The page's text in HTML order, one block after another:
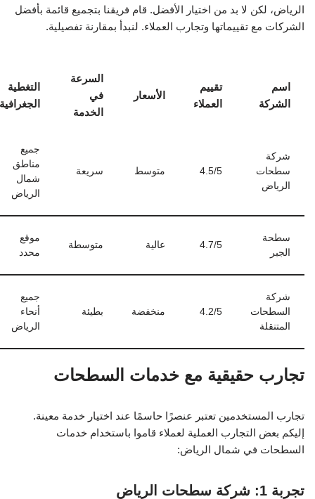
الرياض، لكن لا بد من اختيار الأفضل. قام فريقنا بتجميع قائمة بأفضل
الشركات مع تقييماتها وتجارب العملاء. لنبدأ بمقارنة تفصيلية.
اسم
الشركة
تقييم
العملاء
الأسعار
السرعة
في
الخدمة
التغطية
الجغرافية
شركة
سطحات
الرياض
4.5/5 متوسط سريعة
جميع
مناطق
شمال
الرياض
سطحة
الجبر
4.7/5 عالية متوسطة
موقع
محدد
شركة
السطحات
المتنقلة
4.2/5 منخفضة بطيئة
جميع
أنحاء
الرياض
تجارب حقيقية مع خدمات السطحات
تجارب المستخدمين تعتبر عنصرًا حاسمًا عند اختيار خدمة معينة.
إليكم بعض التجارب العملية لعملاء قاموا باستخدام خدمات
السطحات في شمال الرياض:
تجربة 1: شركة سطحات الرياض